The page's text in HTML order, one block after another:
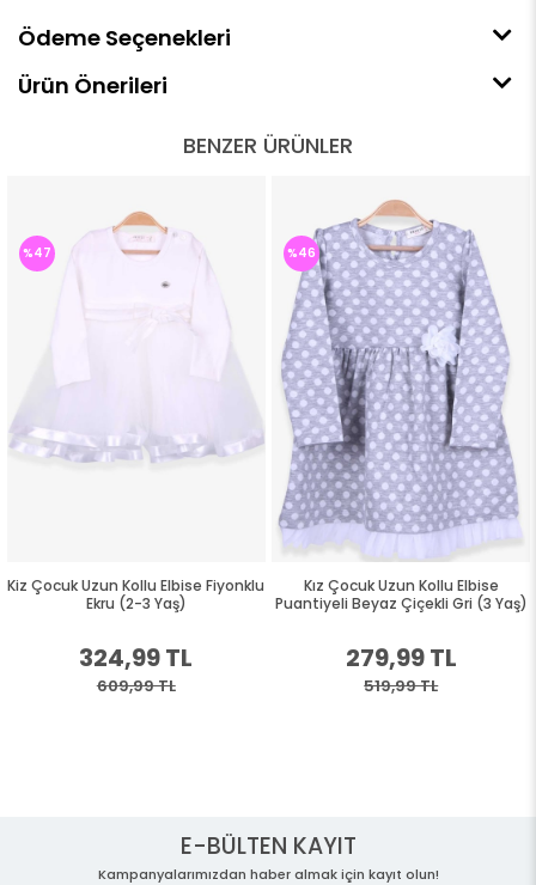
Ödeme Seçenekleri
Ürün Önerileri
BENZER ÜRÜNLER
Kiz Çocuk Uzun Kollu Elbise Fiyonklu
Ekru (2-3 Yaş)
324,99 TL
609,99 TL
%47
Kız Çocuk Uzun Kollu Elbise
Puantiyeli Beyaz Çiçekli Gri (3 Yaş)
279,99 TL
519,99 TL
%46
E-BÜLTEN KAYIT
Kampanyalarımızdan haber almak için kayıt olun!